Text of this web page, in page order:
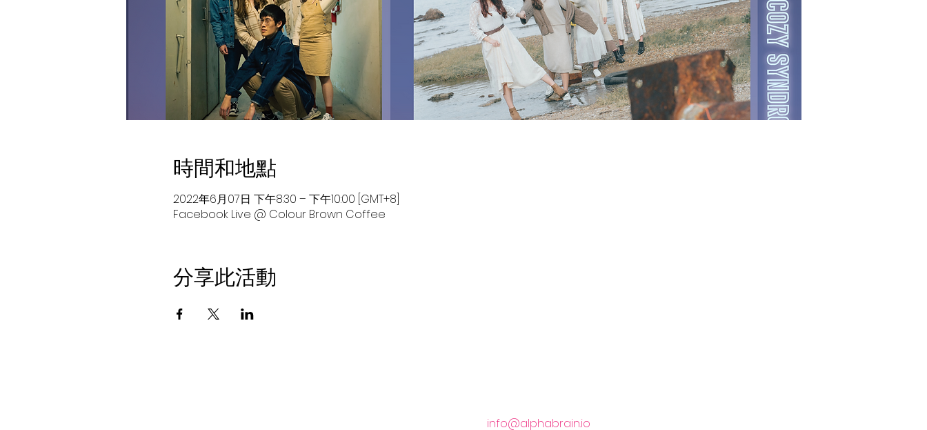
時間和地點
2022年6月07日 下午8:30 – 下午10:00 [GMT+8]
Facebook Live @ Colour Brown Coffee
分享此活動
info@alphabrain.io